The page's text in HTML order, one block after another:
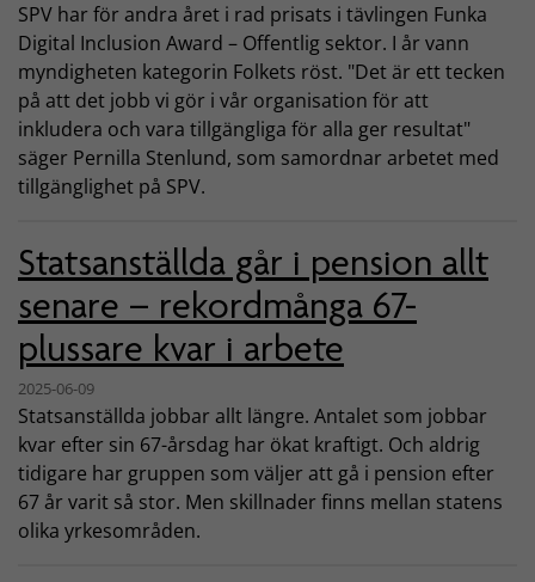
SPV har för andra året i rad prisats i tävlingen Funka
Digital Inclusion Award – Offentlig sektor. I år vann
myndigheten kategorin Folkets röst. "Det är ett tecken
på att det jobb vi gör i vår organisation för att
inkludera och vara tillgängliga för alla ger resultat"
säger Pernilla Stenlund, som samordnar arbetet med
tillgänglighet på SPV.
Statsanställda går i pension allt
senare – rekordmånga 67-
plussare kvar i arbete
2025-06-09
Statsanställda jobbar allt längre. Antalet som jobbar
kvar efter sin 67-årsdag har ökat kraftigt. Och aldrig
tidigare har gruppen som väljer att gå i pension efter
67 år varit så stor. Men skillnader finns mellan statens
olika yrkesområden.